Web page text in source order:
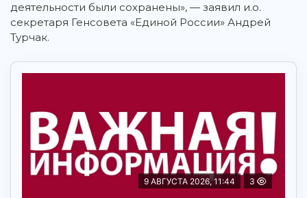
деятельности были сохранены», — заявил и.о.
секретаря Генсовета «Единой России» Андрей
Турчак.
9 АВГУСТА 2026, 11:44 3